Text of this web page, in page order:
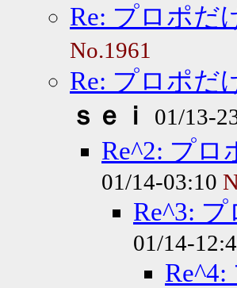
Re: プロポだ
No.1961
Re: プロポだ
ｓｅｉ
01/13-
Re^2: プ
01/14-03:10
Re^3:
01/14-